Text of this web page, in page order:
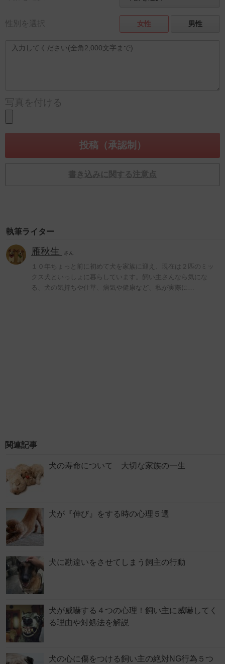
性別を選択 女性 男性
写真を付ける
書き込みに関する注意点
執筆ライター
雁秋生 さん
１０年ちょっと前に初めて犬を家族に迎え、現在は２匹のミッ
クス犬といっしょに暮らしています。飼い主さんなら気にな
る、犬の気持ちや仕草、病気や健康など、私が実際に…
関連記事
犬の寿命について 大切な家族の一生
犬が『伸び』をする時の心理５選
犬に勘違いをさせてしまう飼主の行動
犬が威嚇する４つの心理！飼い主に威嚇してく
る理由や対処法を解説
犬の心に傷をつける飼い主の絶対NG行為５つ